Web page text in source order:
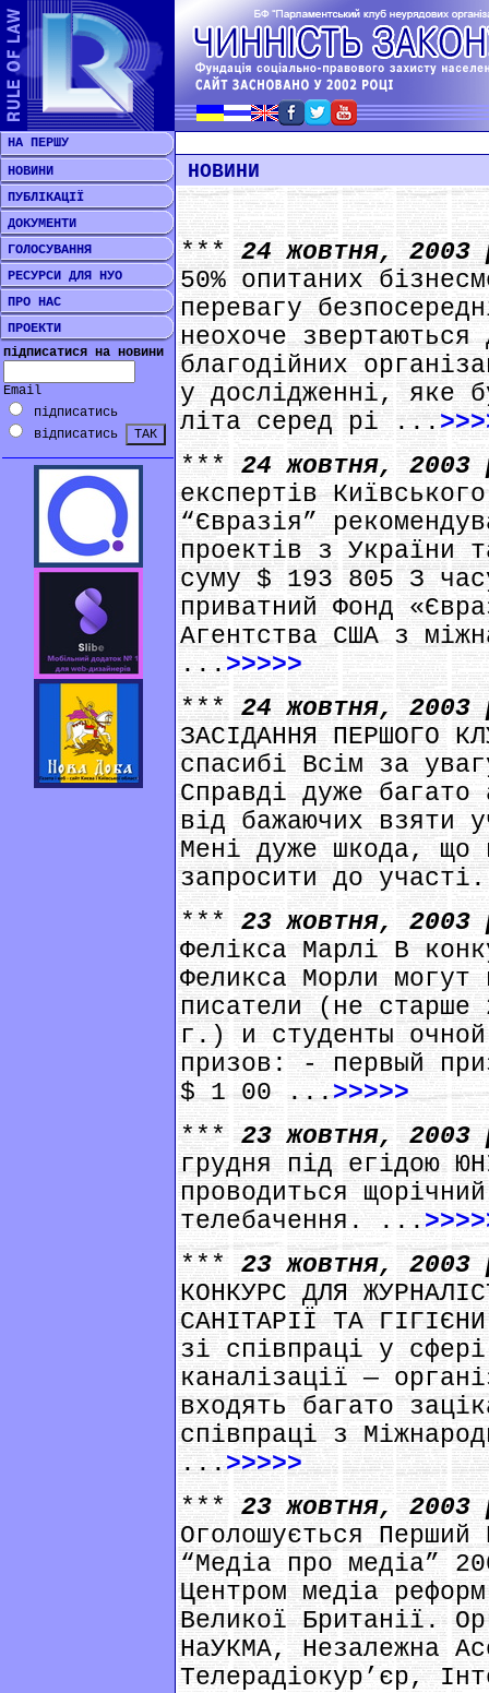
НА ПЕРШУ
НОВИНИ
ПУБЛІКАЦІЇ
ДОКУМЕНТИ
ГОЛОСУВАННЯ
РЕСУРСИ ДЛЯ НУО
ПРО НАС
ПРОЕКТИ
підписатися на новини
Email
підписатись
відписатись
НОВИНИ
***24 жовтня,
50% опитаних
перевагу
неохоче
благодійних
у дослідженні, яке
літа серед рі ...
***24 жовтня,
експертів
“Євразія”
проектів з України
суму $ 193 805 З
приватний Фонд
Агентства США з
...>>>>>
***24 жовтня,
ЗАСІДАННЯ ПЕРШОГО
спасибі Всім за
Справді дуже багато
від бажаючих взяти
Мені дуже шкода, що
запросити до
***23 жовтня,
Фелікса Марлі В
Феликса Морли могут
писатели (не
г.) и студенты
призов: - первый
$ 1 00 ...>>>>>
***23 жовтня,
грудня під егідою
проводиться
телебачення. ...
***23 жовтня,
КОНКУРС ДЛЯ
САНІТАРІЇ ТА
зі співпраці у
каналізації —
входять багато
співпраці з
...>>>>>
***23 жовтня,
Оголошується Перший
“Медіа про медіа”
Центром медіа
Великої Британії.
НаУКМА, Незалежна
Телерадіокур’єр,